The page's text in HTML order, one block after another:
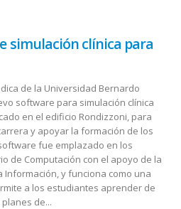
simulación clínica para
de la Universidad Bernardo
software para simulación clínica
en el edificio Rondizzoni, para
y apoyar la formación de los
fue emplazado en los
de Computación con el apoyo de la
Información, y funciona como una
a los estudiantes aprender de
de...